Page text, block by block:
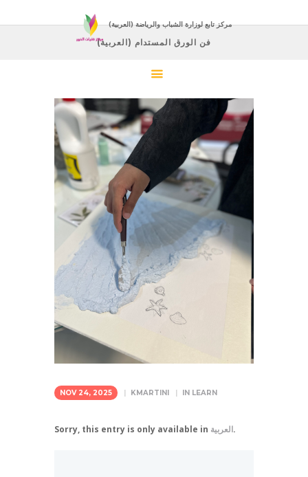
(العربية) مركز تابع لوزارة الشباب والرياضة
(العربية) فن الورق المستدام
NOV 24, 2025 KMARTINI IN LEARN
Sorry, this entry is only available in العربية.